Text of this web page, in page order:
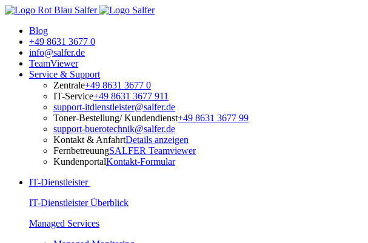
Blog
+49 8631 3677 0
info@salfer.de
TeamViewer
Service & Support
Zentrale+49 8631 3677 0
IT-Service+49 8631 3677 911
support-itdienstleister@salfer.de
Toner-Bestellung/ Kundendienst+49 8631 3677 99
support-buerotechnik@salfer.de
Kontakt & AnfahrtDetails anzeigen
FernbetreuungSALFER Teamviewer
KundenportalKontakt-Formular
IT-Dienstleister
IT-Dienstleister Überblick
Managed Services